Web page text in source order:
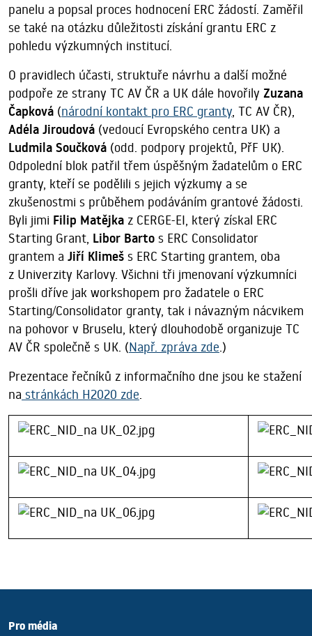
panelu a popsal proces hodnocení ERC žádostí. Zaměřil
se také na otázku důležitosti získání grantu ERC z
pohledu výzkumných institucí.
O pravidlech účasti, struktuře návrhu a další možné
podpoře ze strany TC AV ČR a UK dále hovořily Zuzana
Čapková (národní kontakt pro ERC granty, TC AV ČR),
Adéla Jiroudová (vedoucí Evropského centra UK) a
Ludmila Součková (odd. podpory projektů, PřF UK).
Odpolední blok patřil třem úspěšným žadatelům o ERC
granty, kteří se podělili s jejich výzkumy a se
zkušenostmi s průběhem podáváním grantové žádosti.
Byli jimi Filip Matějka z CERGE-EI, který získal ERC
Starting Grant, Libor Barto s ERC Consolidator
grantem a Jiří Klimeš s ERC Starting grantem, oba
z Univerzity Karlovy. Všichni tři jmenovaní výzkumníci
prošli dříve jak workshopem pro žadatele o ERC
Starting/Consolidator granty, tak i návazným nácvikem
na pohovor v Bruselu, který dlouhodobě organizuje TC
AV ČR společně s UK. (Např. zpráva zde .)
Prezentace řečníků z informačního dne jsou ke stažení
na stránkách H2020 zde
Pro média